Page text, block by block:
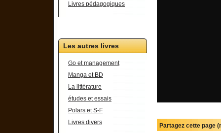
Livres pédagogiques
Les autres livres
Go et management
Manga et BD
La littérature
études et essais
Polars et S-F
Livres divers
Partagez cette page